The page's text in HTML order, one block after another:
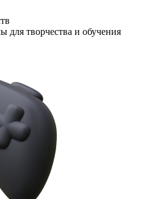
для творчества и обучения